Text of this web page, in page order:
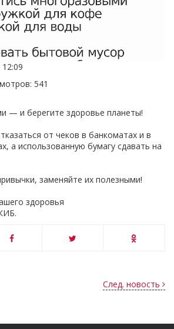
541
— и берегите здоровье планеты!
от чеков в банкоматах и в
а использованную бумагу сдавать на
заменяйте их полезными!
здоровья
След. новость